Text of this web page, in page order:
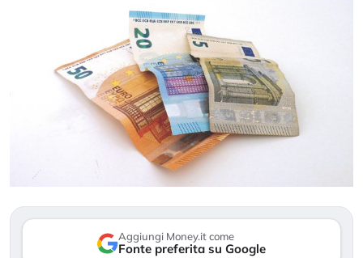
Aggiungi Money.it come
Fonte preferita su Google